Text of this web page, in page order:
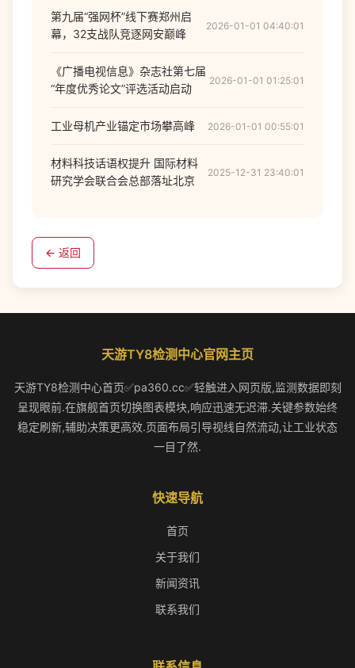
第九届“强网杯”线下赛郑州启
幕，32支战队竞逐网安巅峰
2026-01-01 04:40:01
《广播电视信息》杂志社第七届
“年度优秀论文”评选活动启动
2026-01-01 01:25:01
工业母机产业锚定市场攀高峰 2026-01-01 00:55:01
材料科技话语权提升 国际材料
研究学会联合会总部落址北京
2025-12-31 23:40:01
← 返回
天游TY8检测中心官网主页
天游TY8检测中心首页✅pa360.cc✅轻触进入网页版,监测数据即刻
呈现眼前.在旗舰首页切换图表模块,响应迅速无迟滞.关键参数始终
稳定刷新,辅助决策更高效.页面布局引导视线自然流动,让工业状态
一目了然.
快速导航
首页
关于我们
新闻资讯
联系我们